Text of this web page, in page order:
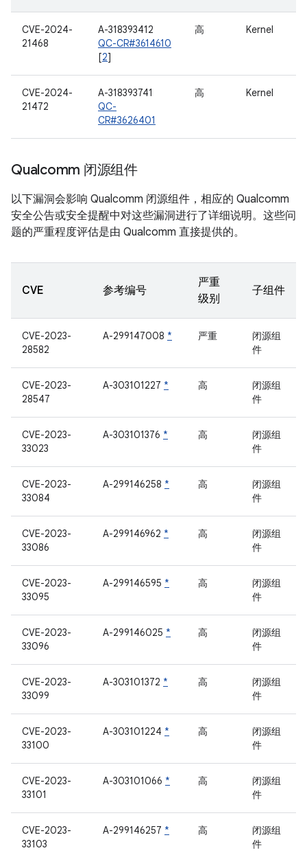
CVE-2024-
21468
A-318393412
QC-CR#3614610
[2]
高 Kernel
CVE-2024-
21472
A-318393741
QC-
CR#3626401
高 Kernel
Qualcomm 闭源组件
以下漏洞会影响 Qualcomm 闭源组件，相应的 Qualcomm
安全公告或安全提醒中对这些漏洞进行了详细说明。这些问
题的严重程度评估是由 Qualcomm 直接提供的。
CVE 参考编号
严重
级别
子组件
CVE-2023-
28582
A-299147008 * 严重
闭源组
件
CVE-2023-
28547
A-303101227 * 高
闭源组
件
CVE-2023-
33023
A-303101376 * 高
闭源组
件
CVE-2023-
33084
A-299146258 * 高
闭源组
件
CVE-2023-
33086
A-299146962 * 高
闭源组
件
CVE-2023-
33095
A-299146595 * 高
闭源组
件
CVE-2023-
33096
A-299146025 * 高
闭源组
件
CVE-2023-
33099
A-303101372 * 高
闭源组
件
CVE-2023-
33100
A-303101224 * 高
闭源组
件
CVE-2023-
33101
A-303101066 * 高
闭源组
件
CVE-2023-
33103
A-299146257 * 高
闭源组
件